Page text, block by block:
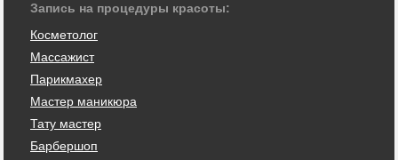
Запись на процедуры красоты:
Косметолог
Массажист
Парикмахер
Мастер маникюра
Тату мастер
Барбершоп